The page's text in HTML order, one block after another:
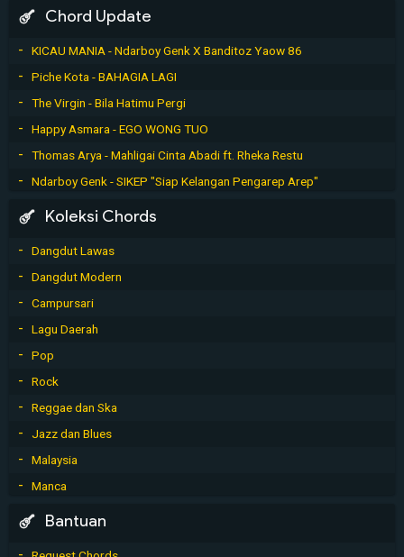
Chord Update
KICAU MANIA - Ndarboy Genk X Banditoz Yaow 86
Piche Kota - BAHAGIA LAGI
The Virgin - Bila Hatimu Pergi
Happy Asmara - EGO WONG TUO
Thomas Arya - Mahligai Cinta Abadi ft. Rheka Restu
Ndarboy Genk - SIKEP "Siap Kelangan Pengarep Arep"
Koleksi Chords
Dangdut Lawas
Dangdut Modern
Campursari
Lagu Daerah
Pop
Rock
Reggae dan Ska
Jazz dan Blues
Malaysia
Manca
Bantuan